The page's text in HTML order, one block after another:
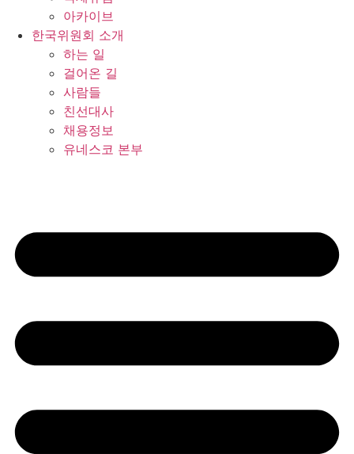
아카이브
한국위원회 소개
하는 일
걸어온 길
사람들
친선대사
채용정보
유네스코 본부